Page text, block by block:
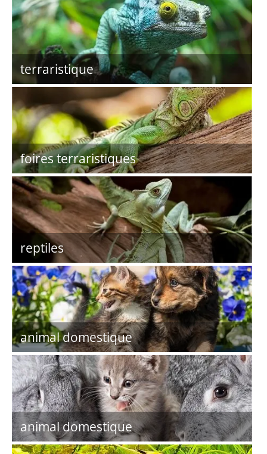
terraristique
foires terraristiques
reptiles
animal domestique
animal domestique